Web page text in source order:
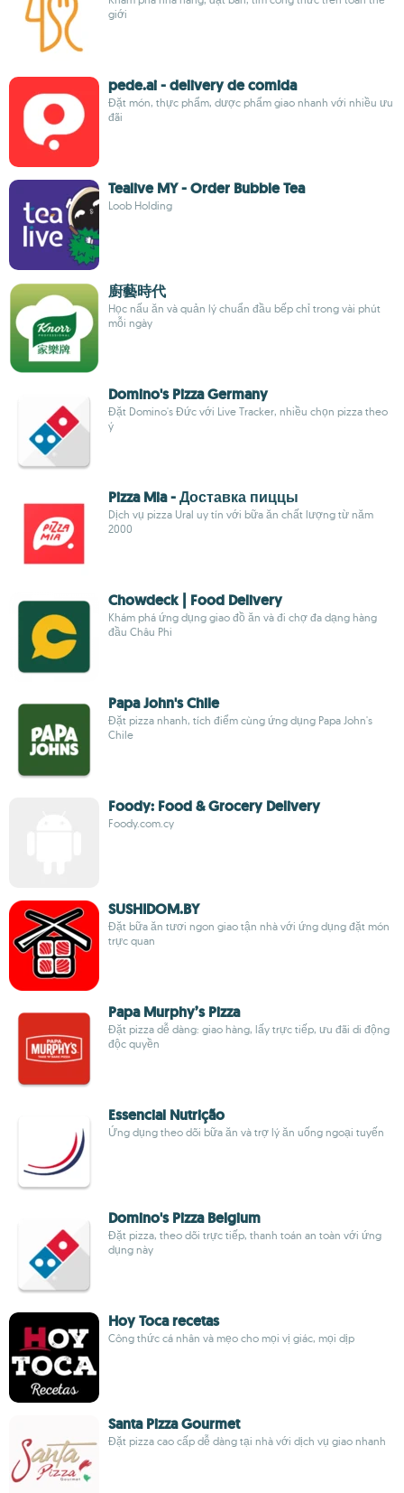
giới
pede.ai - delivery de comida
Đặt món, thực phẩm, dược phẩm giao nhanh với nhiều ưu
đãi
Tealive MY - Order Bubble Tea
Loob Holding
廚藝時代
Học nấu ăn và quản lý chuẩn đầu bếp chỉ trong vài phút
mỗi ngày
Domino's Pizza Germany
Đặt Domino's Đức với Live Tracker, nhiều chọn pizza theo
ý
Pizza Mia - Доставка пиццы
Dịch vụ pizza Ural uy tín với bữa ăn chất lượng từ năm
2000
Chowdeck | Food Delivery
Khám phá ứng dụng giao đồ ăn và đi chợ đa dạng hàng
đầu Châu Phi
Papa John's Chile
Đặt pizza nhanh, tích điểm cùng ứng dụng Papa John's
Chile
Foody: Food & Grocery Delivery
Foody.com.cy
SUSHIDOM.BY
Đặt bữa ăn tươi ngon giao tận nhà với ứng dụng đặt món
trực quan
Papa Murphy’s Pizza
Đặt pizza dễ dàng: giao hàng, lấy trực tiếp, ưu đãi di động
độc quyền
Essencial Nutrição
Ứng dụng theo dõi bữa ăn và trợ lý ăn uống ngoại tuyến
Domino's Pizza Belgium
Đặt pizza, theo dõi trực tiếp, thanh toán an toàn với ứng
dụng này
Hoy Toca recetas
Công thức cá nhân và mẹo cho mọi vị giác, mọi dịp
Santa Pizza Gourmet
Đặt pizza cao cấp dễ dàng tại nhà với dịch vụ giao nhanh